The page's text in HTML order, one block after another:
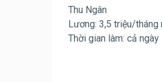
Thu Ngân
Lương: 3,5 triệu/tháng
Thời gian làm: cả ngày